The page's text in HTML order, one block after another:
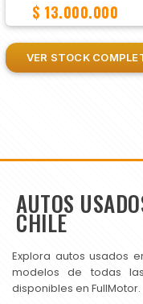
$ 13.000.000
VER STOCK
AUTOS
CHILE
Explora autos usados
modelos de todas
disponibles en FullMotor.